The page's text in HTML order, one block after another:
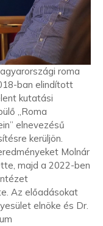
roma
ban elindított
kutatási
„Roma
elnevezésű
kerüljön.
Molnár
majd a 2022-ben
Az előadásokat
elnöke és Dr.